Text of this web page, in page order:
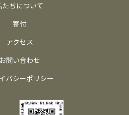
たちについて
寄付
アクセス
お問い合わせ
バシーポリシー